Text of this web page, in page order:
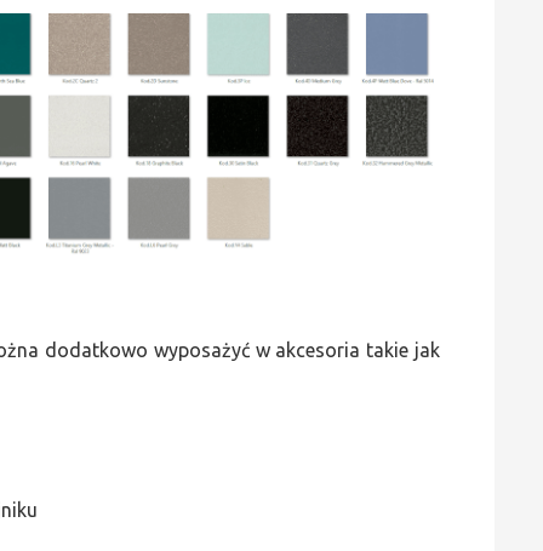
dodatkowo wyposażyć w akcesoria takie jak